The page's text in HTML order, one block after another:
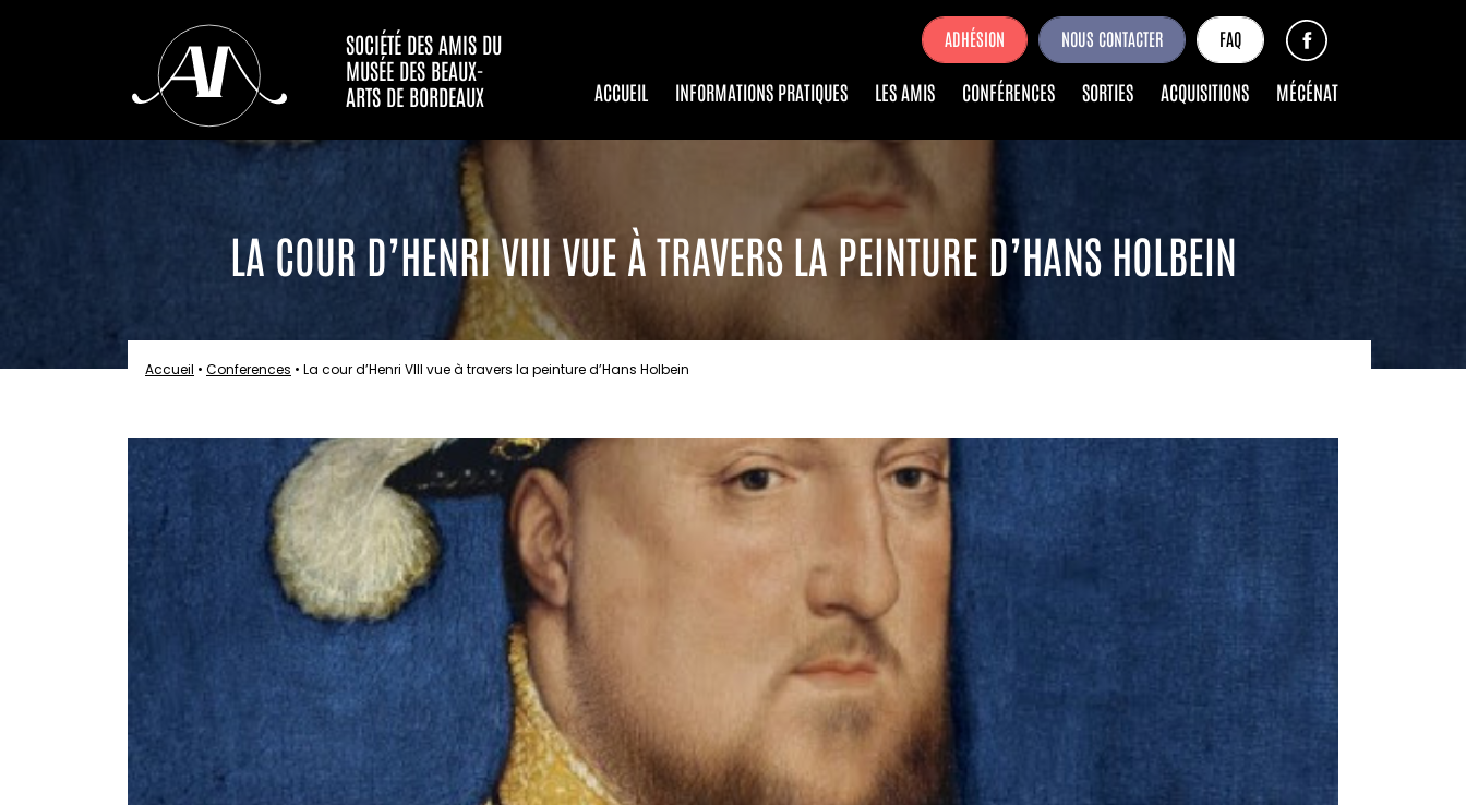
SOCIÉTÉ DES AMIS DU
MUSÉE DES BEAUX-
ARTS DE BORDEAUX
ADHÉSION NOUS CONTACTER FAQ
ACCUEIL INFORMATIONS PRATIQUES LES AMIS CONFÉRENCES SORTIES ACQUISITIONS MÉCÉNAT
LA COUR D’HENRI VIII VUE À TRAVERS LA PEINTURE D’HANS HOLBEIN
Accueil • Conferences • La cour d’Henri VIII vue à travers la peinture d’Hans Holbein